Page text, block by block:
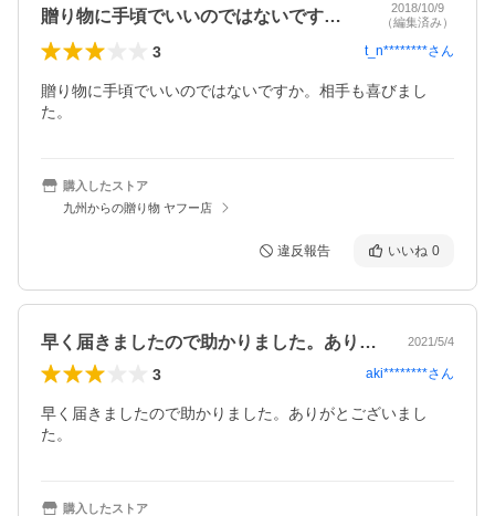
贈り物に手頃でいいのではないですか。相…
2018/10/9
（編集済み）
3 t_n********さん
贈り物に手頃でいいのではないですか。相手も喜びまし
た。
購入したストア
九州からの贈り物 ヤフー店
違反報告 いいね 0
早く届きましたので助かりました。ありが… 2021/5/4
3 aki********さん
早く届きましたので助かりました。ありがとございまし
た。
購入したストア